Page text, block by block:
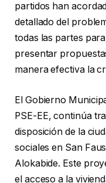
partidos han
detallado del
todas las partes
presentar
manera efectiva la
El Gobierno
PSE-EE, continúa
disposición de la
sociales en San
Alokabide. Este
el acceso a la